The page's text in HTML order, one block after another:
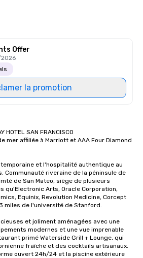
Offer
la promotion
HOTEL SAN FRANCISCO
mer affiliée à Marriott et AAA Four Diamond
et l'hospitalité authentique au
Communauté riveraine de la péninsule de
de San Mateo, siège de plusieurs
qu'Electronic Arts, Oracle Corporation,
Equinix, Revolution Medicine, Corcept
miles de l'université de Stanford.
et joliment aménagées avec une
modernes et une vue imprenable
primé Waterside Grill + Lounge, qui
fraîche et des cocktails artisanaux.
ouvert 24h/24 et la piscine extérieure